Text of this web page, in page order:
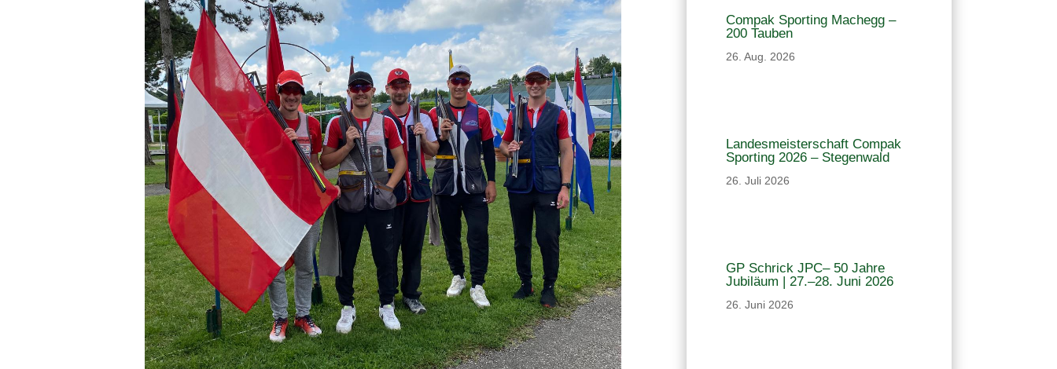
Compak Sporting Machegg –
200 Tauben
26. Aug. 2026
Landesmeisterschaft Compak
Sporting 2026 – Stegenwald
26. Juli 2026
GP Schrick JPC– 50 Jahre
Jubiläum | 27.–28. Juni 2026
26. Juni 2026